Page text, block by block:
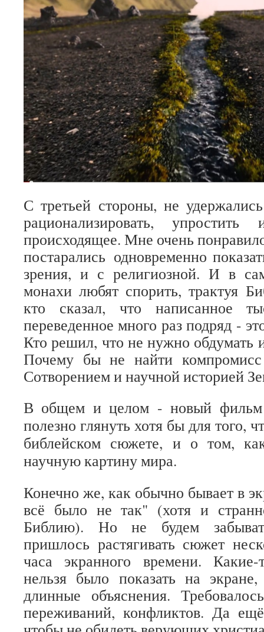
С третьей стороны, не
рационализировать, упростить
происходящее. Мне очень
постарались одновременно
зрения, и с религиозной. И в
монахи любят спорить, трактуя
кто сказал, что написанное
переведенное много раз подряд -
Кто решил, что не нужно обдумать
Почему бы не найти
Сотворением и научной историей
В общем и целом - новый фильм
полезно глянуть хотя бы для того,
библейском сюжете, и о том,
научную картину мира.
Конечно же, как обычно бывает в
всё было не так" (хотя и
Библию). Но не будем
пришлось растягивать сюжет
часа экранного времени.
нельзя было показать на
длинные объяснения.
переживаний, конфликтов. Да